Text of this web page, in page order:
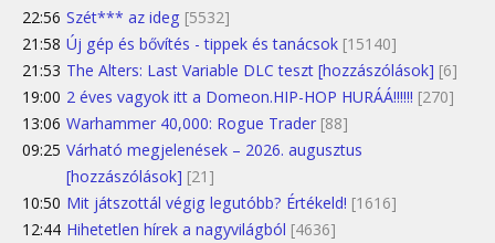
22:56 Szét*** az ideg [5532]
21:58 Új gép és bővítés - tippek és tanácsok [15140]
21:53 The Alters: Last Variable DLC teszt [hozzászólások] [6]
19:00 2 éves vagyok itt a Domeon.HIP-HOP HURÁÁ!!!!!! [270]
13:06 Warhammer 40,000: Rogue Trader [88]
09:25 Várható megjelenések – 2026. augusztus
[hozzászólások] [21]
10:50 Mit játszottál végig legutóbb? Értékeld! [1616]
12:44 Hihetetlen hírek a nagyvilágból [4636]